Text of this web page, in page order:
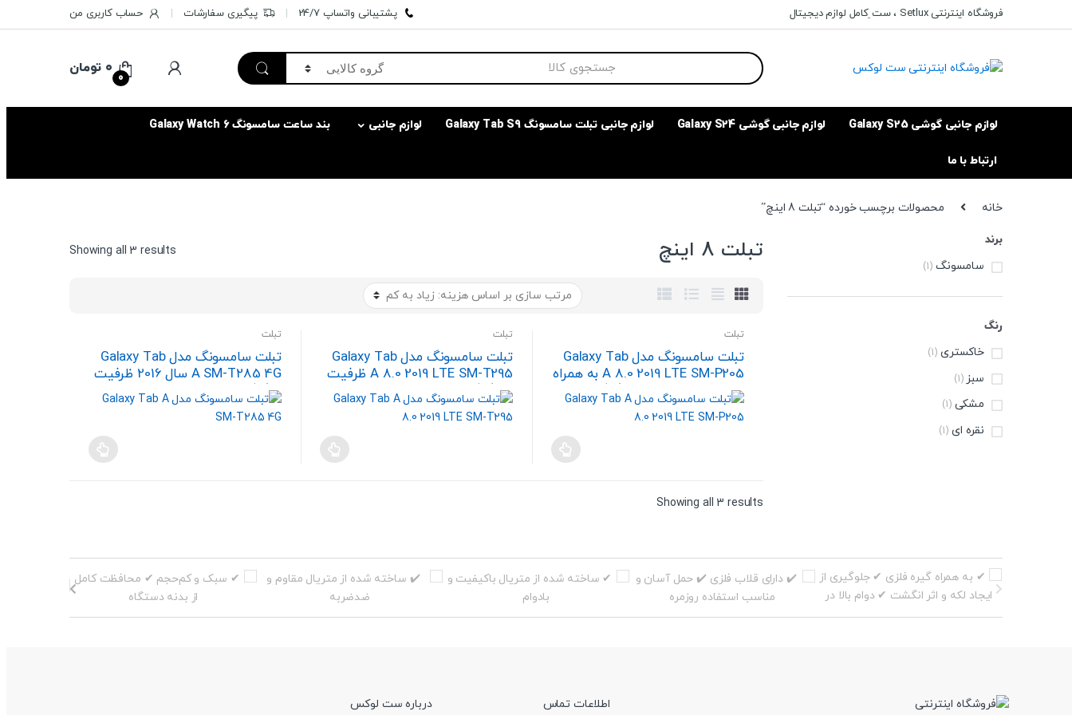
to
to
فروشگاه اینترنتی Setlux ، ست ِکامل لوازم دیجیتال پشتیبانی واتساپ 24/7 پیگیری سفارشات حساب کاربری من
Search
for:
0
۰ تومان
لوازم جانبی گوشی Galaxy S25 لوازم جانبی گوشی Galaxy S24 لوازم جانبی تبلت سامسونگ Galaxy Tab S9 لوازم جانبی بند ساعت سامسونگ Galaxy Watch 6
ارتباط با ما
خانه محصولات برچسب خورده “تبلت 8 اینچ”
تبلت 8 اینچ Showing all 3 results
Sorted
تبلت
تبلت سامسونگ مدل Galaxy Tab
A 8.0 2019 LTE SM-P205 به همراه
قلم S Pen ظرفیت 32 گیگابایت
تبلت
تبلت سامسونگ مدل Galaxy Tab
A 8.0 2019 LTE SM-T295 ظرفیت
32 گیگابایت
تبلت
تبلت سامسونگ مدل Galaxy Tab
A SM-T285 4G سال 2016 ظرفیت
8 گیگابایت
Showing all 3 results
Sorted
low
برند
سامسونگ (1)
رنگ
خاکستری (1)
سبز (1)
مشکی (1)
نقره ای (1)
اطلاعات تماس درباره ست لوکس